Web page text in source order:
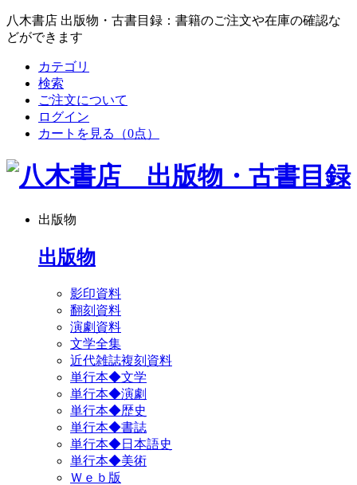
八木書店 出版物・古書目録：書籍のご注文や在庫の確認な
どができます
カテゴリ
検索
ご注文について
ログイン
カートを見る
（0点）
出版物
出版物
影印資料
翻刻資料
演劇資料
文学全集
近代雑誌複刻資料
単行本◆文学
単行本◆演劇
単行本◆歴史
単行本◆書誌
単行本◆日本語史
単行本◆美術
Ｗｅｂ版